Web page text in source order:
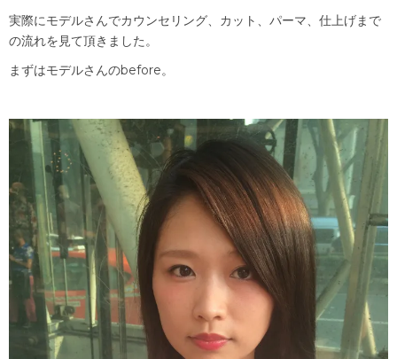
実際にモデルさんでカウンセリング、カット、パーマ、仕上げまで
の流れを見て頂きました。
まずはモデルさんのbefore。